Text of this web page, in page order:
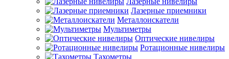
Лазерные приемники
Металлоискатели
Мультиметры
Оптические нивелиры
Ротационные нивелиры
Тахометры